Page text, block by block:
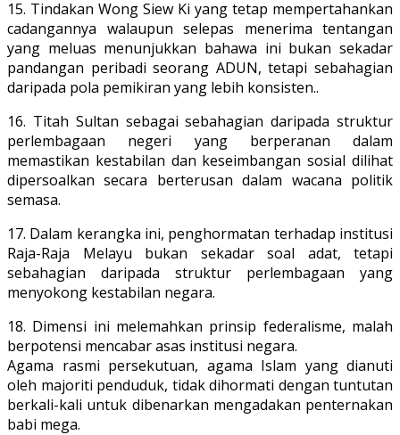
15. Tindakan Wong Siew Ki yang tetap mempertahankan
cadangannya walaupun selepas menerima tentangan
yang meluas menunjukkan bahawa ini bukan sekadar
pandangan peribadi seorang ADUN, tetapi sebahagian
daripada pola pemikiran yang lebih konsisten..
16. Titah Sultan sebagai sebahagian daripada struktur
perlembagaan negeri yang berperanan dalam
memastikan kestabilan dan keseimbangan sosial dilihat
dipersoalkan secara berterusan dalam wacana politik
semasa.
17. Dalam kerangka ini, penghormatan terhadap institusi
Raja-Raja Melayu bukan sekadar soal adat, tetapi
sebahagian daripada struktur perlembagaan yang
menyokong kestabilan negara.
18. Dimensi ini melemahkan prinsip federalisme, malah
berpotensi mencabar asas institusi negara.
Agama rasmi persekutuan, agama Islam yang dianuti
oleh majoriti penduduk, tidak dihormati dengan tuntutan
berkali-kali untuk dibenarkan mengadakan penternakan
babi mega.